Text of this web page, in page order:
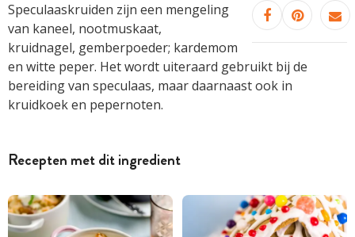
Speculaaskruiden zijn een mengeling
van kaneel, nootmuskaat,
kruidnagel, gemberpoeder; kardemom
en witte peper. Het wordt uiteraard gebruikt bij de
bereiding van speculaas, maar daarnaast ook in
kruidkoek en pepernoten.
Recepten met dit ingredient